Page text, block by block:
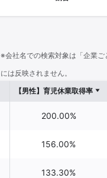
※会社名での検索対象は「企業
には反映されません。
【男性】育児休業取得率
200.00%
156.00%
133.30%